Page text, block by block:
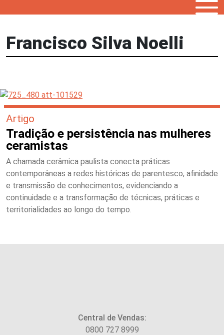
Francisco Silva Noelli
Artigo
Tradição e persistência nas mulheres
ceramistas
A chamada cerâmica paulista conecta práticas
contemporâneas a redes históricas de parentesco, afinidade
e transmissão de conhecimentos, evidenciando a
continuidade e a transformação de técnicas, práticas e
territorialidades ao longo do tempo.
Central de Vendas:
0800 727 8999